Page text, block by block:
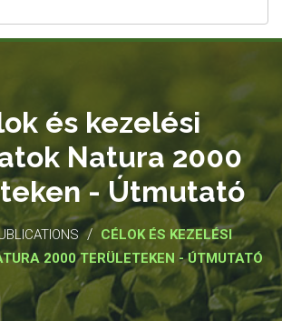
és kezelési
Natura 2000
- Útmutató
/ CÉLOK ÉS KEZELÉSI
2000 TERÜLETEKEN - ÚTMUTATÓ